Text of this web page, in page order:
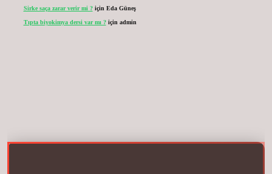
Sirke saça zarar verir mi ?için Eda Güneş
Tıpta biyokimya dersi var mı ?için admin